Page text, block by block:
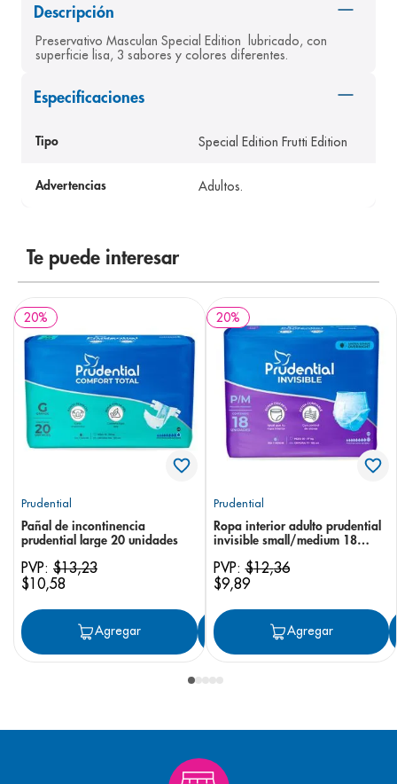
Descripción
Preservativo Masculan Special Edition  lubricado, con
superficie lisa, 3 sabores y colores diferentes.
Especificaciones
Tipo Special Edition Frutti Edition
Advertencias Adultos.
Te puede interesar
20%
Prudential
Pañal de incontinencia
prudential large 20 unidades
PVP: $13,23
$10,58
Agregar Agregar
20%
Prudential
Ropa interior adulto prudential
invisible small/medium 18
PVP:$12,36
$9,89
Agregar
8. pediasure
9. panolini